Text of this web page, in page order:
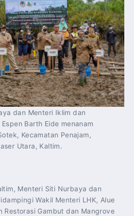
dan Menteri Iklim dan
Barth Eide menanam
Kecamatan Penajam,
Utara, Kaltim.
Menteri Siti Nurbaya dan
Wakil Menteri LHK, Alue
Restorasi Gambut dan Mangrove